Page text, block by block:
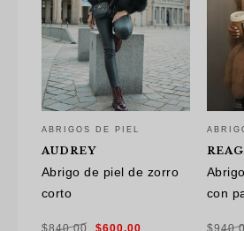
ABRIGOS DE PIEL
AUDREY
Abrigo de piel de zorro
corto
$840.00
El
$600.00
con
$